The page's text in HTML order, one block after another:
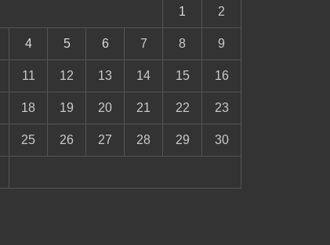
1 2
4 5 6 7 8 9
11 12 13 14 15 16
18 19 20 21 22 23
25 26 27 28 29 30